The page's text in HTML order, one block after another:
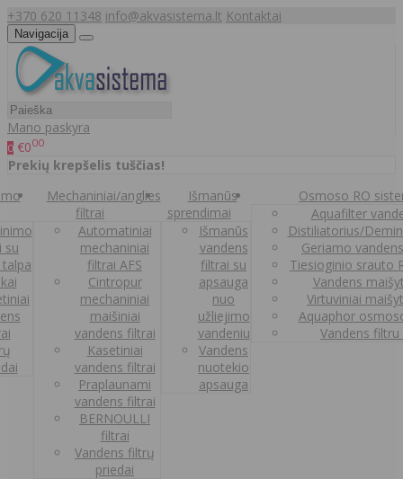
+370 620 11348 info@akvasistema.lt Kontaktai
Navigacija
Mano paskyra
0 €000
Prekių krepšelis tuščias!
su
Mechaniniai/anglies
filtrai
Automatiniai
mechaniniai
filtrai AFS
Cintropur
mechaniniai
maišiniai
vandens filtrai
Kasetiniai
vandens filtrai
Praplaunami
vandens filtrai
BERNOULLI
filtrai
Vandens filtrų
priedai
Išmanūs
sprendimai
Išmanūs
vandens
filtrai su
apsauga
nuo
užliejimo
vandeniu
Vandens
nuotekio
apsauga
Osmoso RO
Aquafilter
Distiliatorius/
Geriamo
Tiesioginio srauto
Vandens
Virtuviniai
Aquaphor
Vandens filtru